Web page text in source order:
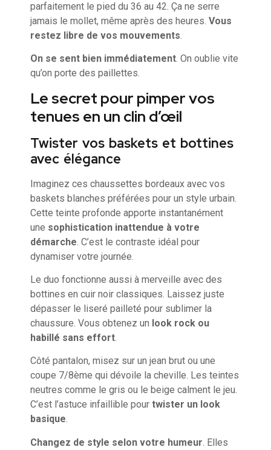
parfaitement le pied du 36 au 42. Ça ne serre
jamais le mollet, même après des heures. Vous
restez libre de vos mouvements.
On se sent bien immédiatement. On oublie vite
qu’on porte des paillettes.
Le secret pour pimper vos
tenues en un clin d’œil
Twister vos baskets et bottines
avec élégance
Imaginez ces chaussettes bordeaux avec vos
baskets blanches préférées pour un style urbain.
Cette teinte profonde apporte instantanément
une sophistication inattendue à votre
démarche . C’est le contraste idéal pour
dynamiser votre journée.
Le duo fonctionne aussi à merveille avec des
bottines en cuir noir classiques. Laissez juste
dépasser le liseré pailleté pour sublimer la
chaussure. Vous obtenez un look rock ou
habillé sans effort.
Côté pantalon, misez sur un jean brut ou une
coupe 7/8ème qui dévoile la cheville. Les teintes
neutres comme le gris ou le beige calment le jeu.
C’est l’astuce infaillible pour twister un look
basique.
Changez de style selon votre humeur . Elles